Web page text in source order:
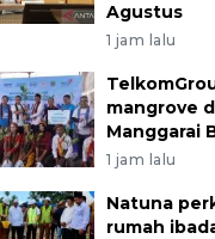
Agustus
1 jam lalu
mangrove
Manggarai
1 jam lalu
Natuna
rumah